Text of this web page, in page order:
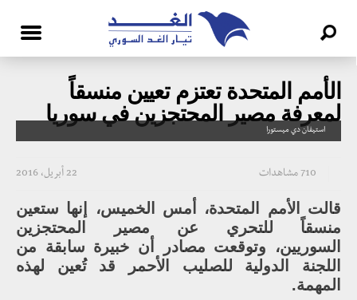
الأمم المتحدة تعتزم تعيين منسقاً
لمعرفة مصير المحتجزين في سوريا
استيفان دي ميستورا
22 أبريل، 2016 710 مشاهدات
قالت الأمم المتحدة، أمس الخميس، إنها ستعين
منسقاً للتحري عن مصير المحتجزين
السوريين، وتوقعت مصادر أن خبيرة سابقة من
اللجنة الدولية للصليب الأحمر قد تُعين لهذه
المهمة.